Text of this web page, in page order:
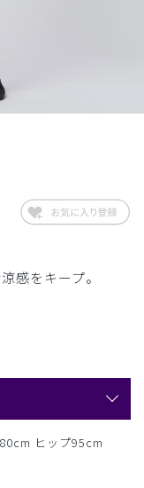
感をキープ。
ヒップ95cm